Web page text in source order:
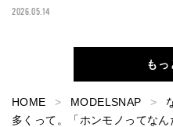
2026.05.14
もっ
HOME MODELSNAP
多くって。「ホンモノってな